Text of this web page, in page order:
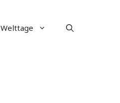
Welttage